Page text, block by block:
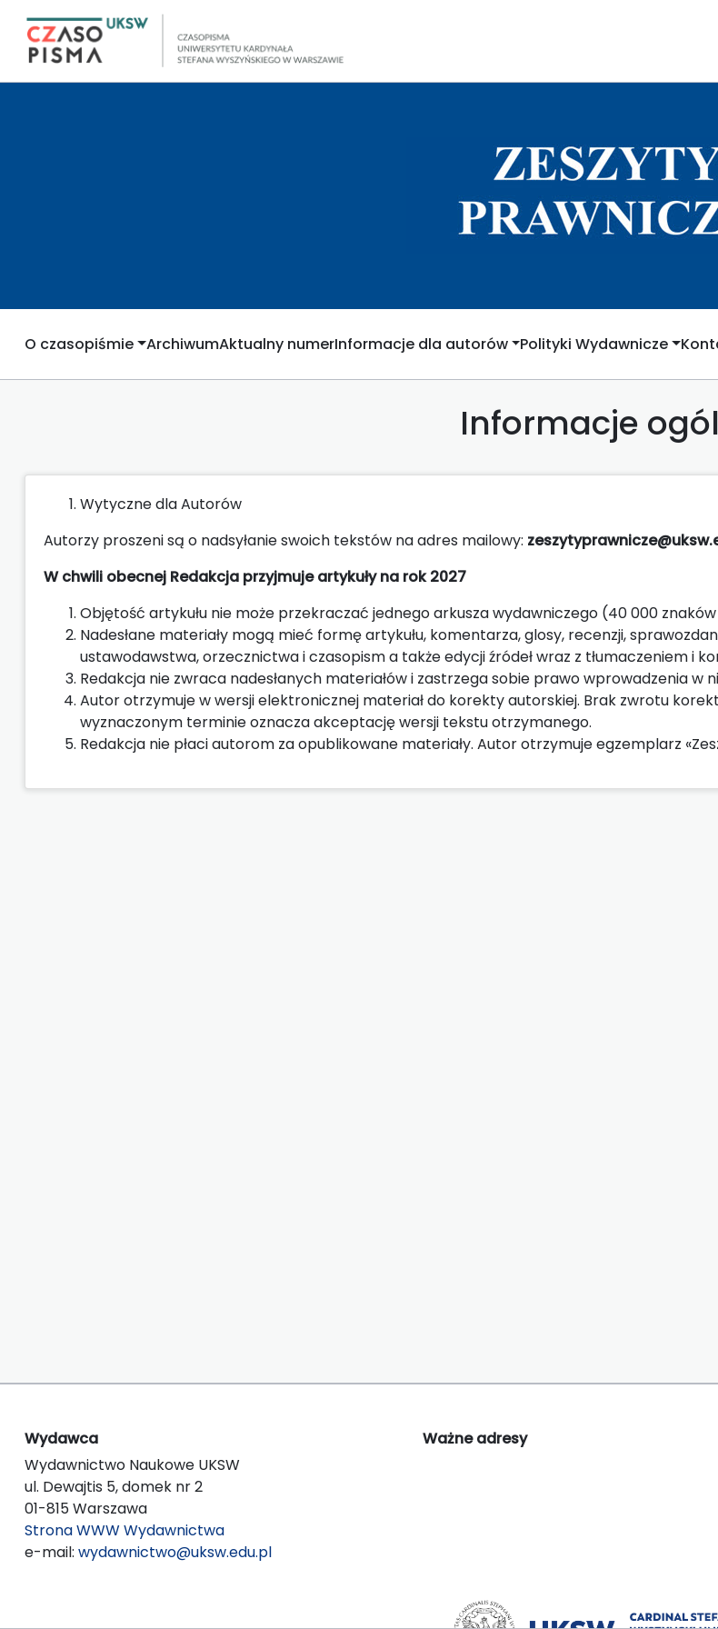
O czasopiśmie ArchiwumAktualny numerInformacje dla autorów Polityki Wydawnicze
Informacje
Wytyczne dla Autorów
Autorzy proszeni są o nadsyłanie swoich tekstów na adres mailowy:
W chwili obecnej Redakcja przyjmuje artykuły na rok 2027
Objętość artykułu nie może przekraczać jednego arkusza wydawniczego (40 000
Nadesłane materiały mogą mieć formę artykułu, komentarza, glosy, recenzji,
ustawodawstwa, orzecznictwa i czasopism a także edycji źródeł wraz z tłumaczeniem i
Redakcja nie zwraca nadesłanych materiałów i zastrzega sobie prawo wprowadzenia w
Autor otrzymuje w wersji elektronicznej materiał do korekty autorskiej. Brak zwrotu
wyznaczonym terminie oznacza akceptację wersji tekstu otrzymanego.
Redakcja nie płaci autorom za opublikowane materiały. Autor otrzymuje egzemplarz
Wydawca
Wydawnictwo Naukowe UKSW
ul. Dewajtis 5, domek nr 2
01-815 Warszawa
Strona WWW Wydawnictwa
e-mail: wydawnictwo@uksw.edu.pl
Ważne adresy